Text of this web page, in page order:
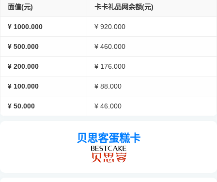
面值(元) 卡卡礼品网余额(元)
¥ 1000.000 ¥ 920.000
¥ 500.000 ¥ 460.000
¥ 200.000 ¥ 176.000
¥ 100.000 ¥ 88.000
¥ 50.000 ¥ 46.000
贝思客蛋糕卡